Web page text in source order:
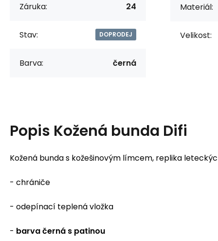
Záruka: 24
Stav: DOPRODEJ
Barva: černá
Materiál:
Velikost:
Popis Kožená bunda Difi
Kožená bunda s kožešinovým límcem, replika
- chrániče
- odepínací teplená vložka
- barva černá s patinou